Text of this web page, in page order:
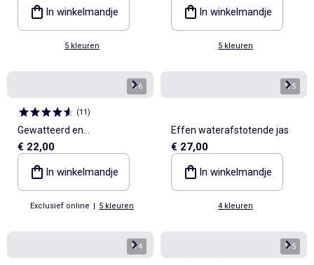
In winkelmandje
5 kleuren
In winkelmandje
5 kleuren
1/6
(11)
Gewatteerd en
waterafstotend jasje
€ 22,00
In winkelmandje
Exclusief online | 5 kleuren
1/5
Effen waterafstotende jas
€ 27,00
In winkelmandje
4 kleuren
1/4 1/5